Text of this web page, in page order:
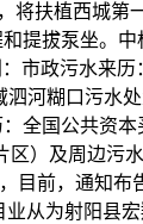
将扶植西城第
提拔泵坐。中
市政污水来
泗河糊口污水
全国公共资本
）及周边污
目前，通知布
从为射阳县